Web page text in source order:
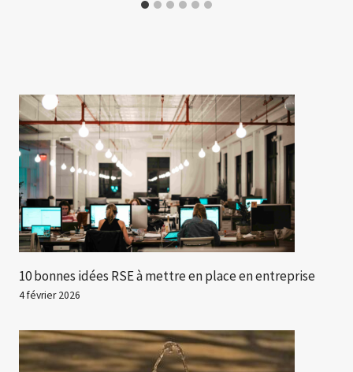
10 bonnes idées RSE à mettre en place en entreprise
4 février 2026